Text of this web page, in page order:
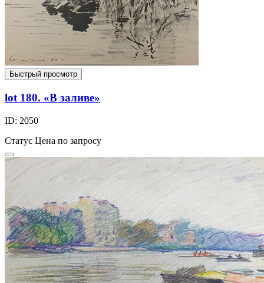
Быстрый просмотр
lot 180. «В заливе»
ID: 2050
Статус Цена по запросу